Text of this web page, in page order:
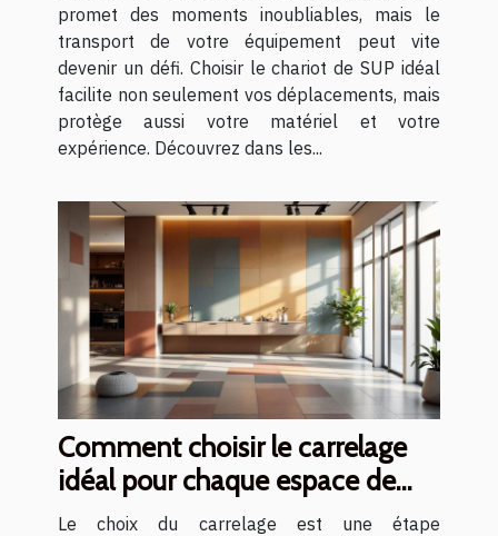
promet des moments inoubliables, mais le
transport de votre équipement peut vite
devenir un défi. Choisir le chariot de SUP idéal
facilite non seulement vos déplacements, mais
protège aussi votre matériel et votre
expérience. Découvrez dans les...
Comment choisir le carrelage
idéal pour chaque espace de
votre maison ?
Le choix du carrelage est une étape